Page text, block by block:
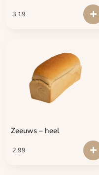
3,19
Zeeuws – heel
2,99